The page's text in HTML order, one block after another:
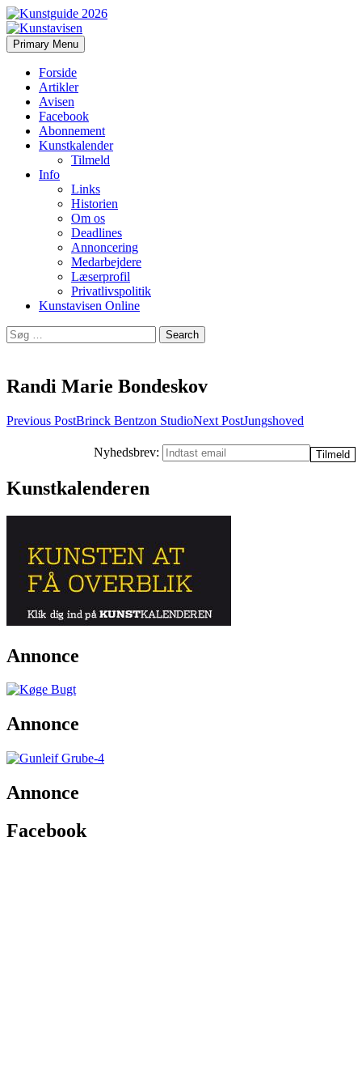
Kunstavisen
Search
Primary Menu Skip
to
Forside
Artikler
Avisen
Facebook
Abonnement
Kunstkalender
Tilmeld
Info
Links
Historien
Om os
Deadlines
Annoncering
Medarbejdere
Læserprofil
Privatlivspolitik
Kunstavisen Online
Search
for:
Randi Marie Bondeskov
Post
Previous PostBrinck Bentzon StudioNext PostJungshoved
Nyhedsbrev:
Kunstkalenderen
Annonce
Annonce
Annonce
Facebook